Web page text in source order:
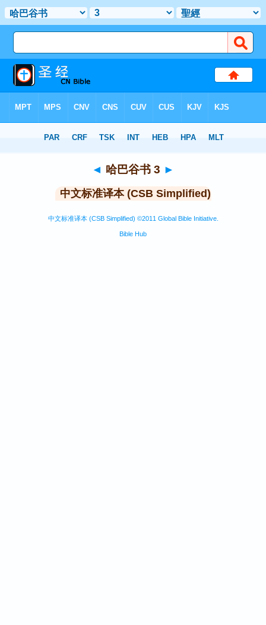
> 哈巴谷书 3
◄ 哈巴谷书 3 ►
中文标准译本 (CSB Simplified)
中文标准译本 (CSB Simplified) ©2011 Global Bible Initiative.
Bible Hub